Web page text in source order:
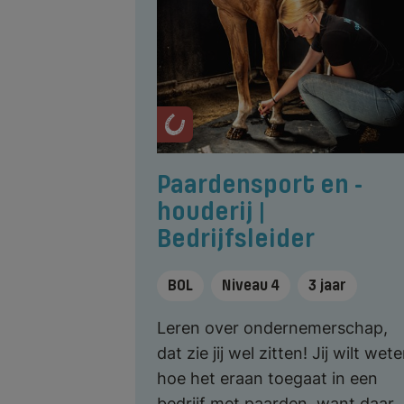
Paardensport en -
houderij |
Bedrijfsleider
BOL Niveau 4 3 jaar
Leren over ondernemerschap,
dat zie jij wel zitten! Jij wilt
hoe het eraan toegaat in een